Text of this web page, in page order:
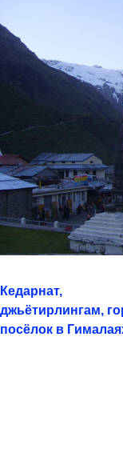
Кедарнат,
джьётирлингам,
посёлок в